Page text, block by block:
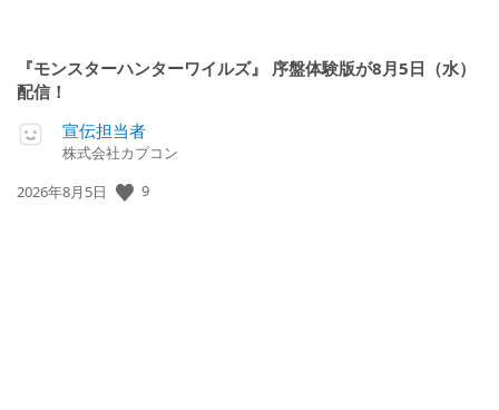
『モンスターハンターワイルズ』 序盤体験版が8月5日（水）
配信！
宣伝担当者
株式会社カプコン
公
2026年8月5日 9